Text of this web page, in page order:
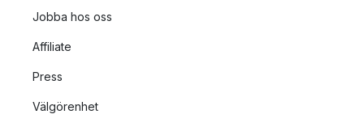
Jobba hos oss
Affiliate
Press
Välgörenhet